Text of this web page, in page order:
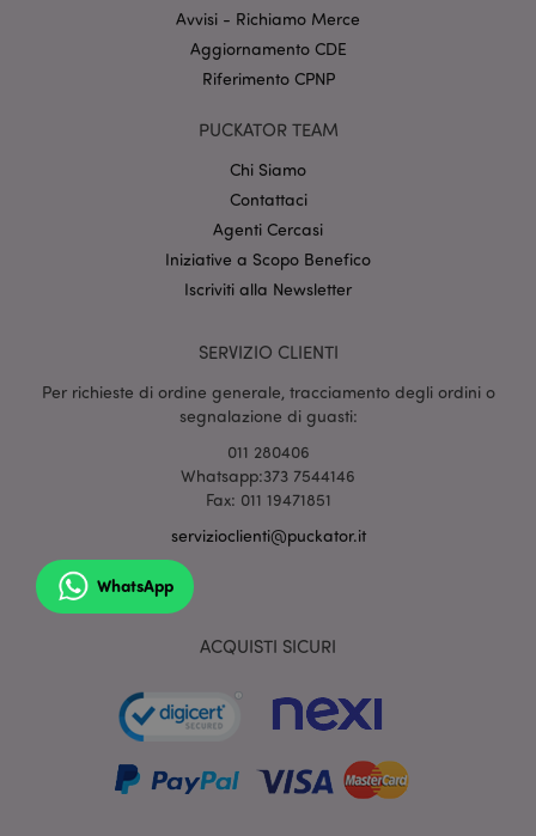
Avvisi - Richiamo Merce
Aggiornamento CDE
Riferimento CPNP
PUCKATOR TEAM
Chi Siamo
Contattaci
Agenti Cercasi
Iniziative a Scopo Benefico
Iscriviti alla Newsletter
SERVIZIO CLIENTI
Per richieste di ordine generale, tracciamento degli ordini o
segnalazione di guasti:
011 280406
Whatsapp:373 7544146
Fax: 011 19471851
servizioclienti@puckator.it
WhatsApp
ACQUISTI SICURI
recently_viewed_product
www.puckator.it
section_data_ids
l"Informativa sulla privacy di Google